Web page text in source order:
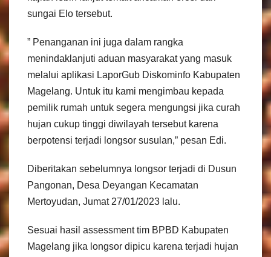
sungai Elo tersebut.
” Penanganan ini juga dalam rangka
menindaklanjuti aduan masyarakat yang masuk
melalui aplikasi LaporGub Diskominfo Kabupaten
Magelang. Untuk itu kami mengimbau kepada
pemilik rumah untuk segera mengungsi jika curah
hujan cukup tinggi diwilayah tersebut karena
berpotensi terjadi longsor susulan,” pesan Edi.
Diberitakan sebelumnya longsor terjadi di Dusun
Pangonan, Desa Deyangan Kecamatan
Mertoyudan, Jumat 27/01/2023 lalu.
Sesuai hasil assessment tim BPBD Kabupaten
Magelang jika longsor dipicu karena terjadi hujan